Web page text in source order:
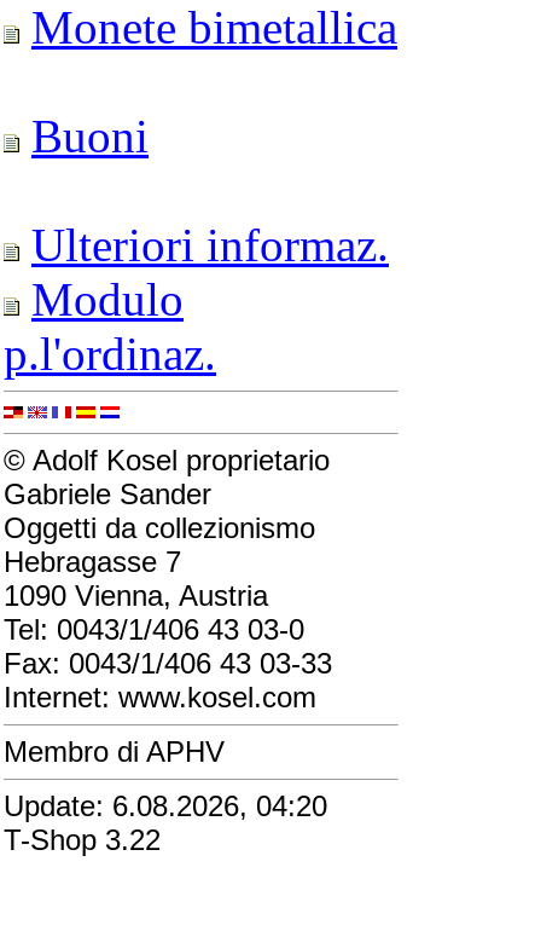
Monete bimetallica
Buoni
Ulteriori informaz.
Modulo
p.l'ordinaz.
© Adolf Kosel proprietario
Gabriele Sander
Oggetti da collezionismo
Hebragasse 7
1090 Vienna, Austria
Tel: 0043/1/406 43 03-0
Fax: 0043/1/406 43 03-33
Internet: www.kosel.com
Membro di APHV
Update: 6.08.2026, 04:20
T-Shop 3.22